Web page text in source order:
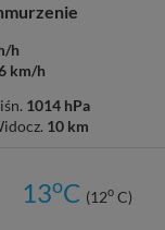
h
km/h
1014 hPa
10 km
13oC (12o C)